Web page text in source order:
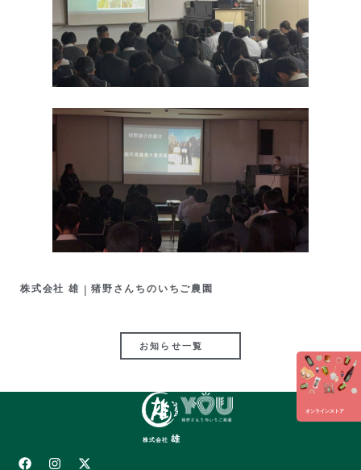
オンラインストア
株式会社 雄 | 猪野さんちのいちご農園
お知らせ一覧
株式会社 雄